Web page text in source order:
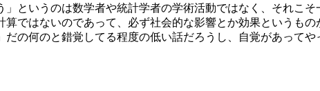
というのは数学者や統計学者の学術活動ではなく、それこ
ではないのであって、必ず社会的な影響とか効果というも
の何のと錯覚してる程度の低い話だろうし、自覚があって